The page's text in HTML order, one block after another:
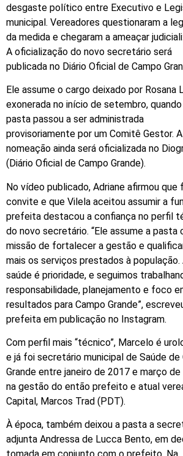
desgaste político entre Executivo e
municipal. Vereadores questionaram a
da medida e chegaram a ameaçar
A oficialização do novo secretário será
publicada no Diário Oficial de Campo
Ele assume o cargo deixado por Rosana
exonerada no início de setembro,
pasta passou a ser administrada
provisoriamente por um Comitê Gestor. A
nomeação ainda será oficializada no
(Diário Oficial de Campo Grande).
No vídeo publicado, Adriane afirmou que
convite e que Vilela aceitou assumir a
prefeita destacou a confiança no perfil
do novo secretário. “Ele assume a pasta
missão de fortalecer a gestão e
mais os serviços prestados à população.
saúde é prioridade, e seguimos
responsabilidade, planejamento e foco
resultados para Campo Grande”,
prefeita em publicação no Instagram.
Com perfil mais “técnico”, Marcelo é
e já foi secretário municipal de Saúde de
Grande entre janeiro de 2017 e março de
na gestão do então prefeito e atual
Capital, Marcos Trad (PDT).
À época, também deixou a pasta a
adjunta Andressa de Lucca Bento, em